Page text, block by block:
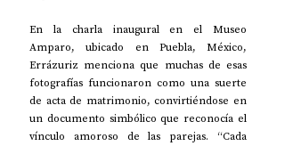
En la charla inaugural en el Museo
Amparo, ubicado en Puebla, México,
Errázuriz menciona que muchas de esas
fotografías funcionaron como una suerte
de acta de matrimonio, convirtiéndose en
un documento simbólico que reconocía el
vínculo amoroso de las parejas. “Cada